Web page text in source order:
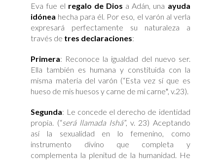
Eva fue el regalo de Dios a Adán, una ayuda
idónea hecha para él. Por eso, el varón al verla
expresará perfectamente su naturaleza a
través de tres declaraciones:
Primera: Reconoce la igualdad del nuevo ser.
Ella también es humana y constituida con la
misma materia del varón (“Esta vez sí que es
hueso de mis huesos y carne de mi carne*, v.23).
Segunda: Le concede el derecho de identidad
propia. (“será llamada Ishá”, v. 23) Aceptando
así la sexualidad en lo femenino, como
instrumento divino que completa y
complementa la plenitud de la humanidad. He